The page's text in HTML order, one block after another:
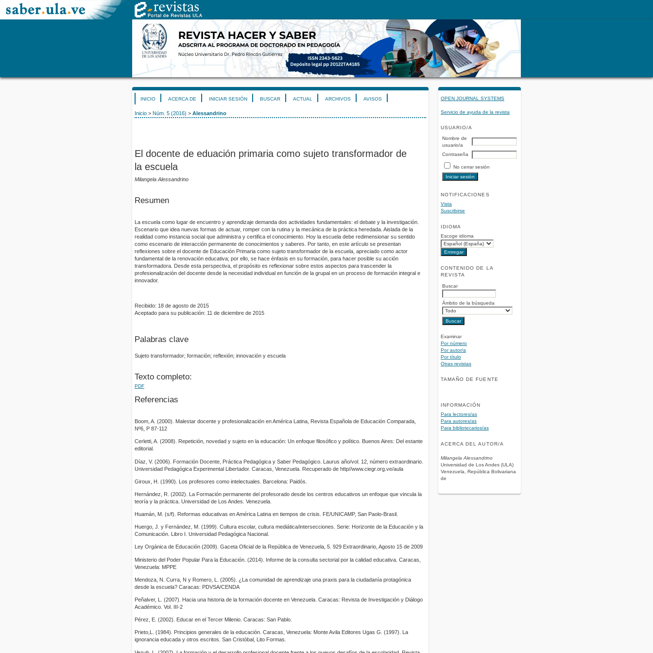
OPEN JOURNAL SYSTEMS
Servicio de ayuda de la revista
USUARIO/A
Nombre de
usuario/a
Contraseña
No cerrar sesión
NOTIFICACIONES
Vista
Suscribirse
IDIOMA
Escoge idioma
CONTENIDO DE LA
REVISTA
Buscar
Ámbito de la búsqueda
Examinar
Por número
Por autor/a
Por título
Otras revistas
TAMAÑO DE FUENTE
INFORMACIÓN
Para lectores/as
Para autores/as
Para bibliotecarios/as
ACERCA DEL AUTOR/A
Milangela Alessandrino
Universidad de Los Andes (ULA)
Venezuela, República Bolivariana
de
INICIO ACERCA DE INICIAR SESIÓN BUSCAR ACTUAL ARCHIVOS AVISOS
Inicio > Núm. 5 (2016) > Alessandrino
El docente de eduación primaria como sujeto transformador de
la escuela
Milangela Alessandrino
Resumen
La escuela como lugar de encuentro y aprendizaje demanda dos actividades fundamentales: el debate y la investigación.
Escenario que idea nuevas formas de actuar, romper con la rutina y la mecánica de la práctica heredada. Aislada de la
realidad como instancia social que administra y certifica el conocimiento. Hoy la escuela debe redimensionar su sentido
como escenario de interacción permanente de conocimientos y saberes. Por tanto, en este artículo se presentan
reflexiones sobre el docente de Educación Primaria como sujeto transformador de la escuela, apreciado como actor
fundamental de la renovación educativa; por ello, se hace énfasis en su formación, para hacer posible su acción
transformadora. Desde esta perspectiva, el propósito es reflexionar sobre estos aspectos para trascender la
profesionalización del docente desde la necesidad individual en función de la grupal en un proceso de formación integral e
innovador.
Recibido: 18 de agosto de 2015
Aceptado para su publicación: 11 de diciembre de 2015
Palabras clave
Sujeto transformador; formación; reflexión; innovación y escuela
Texto completo:
PDF
Referencias
Boom, A. (2000). Malestar docente y profesionalización en América Latina, Revista Española de Educación Comparada,
Nº6, P 87-112
Cerletti, A. (2008). Repetición, novedad y sujeto en la educación: Un enfoque filosófico y político. Buenos Aires: Del estante
editorial.
Díaz, V. (2006). Formación Docente, Práctica Pedagógica y Saber Pedagógico. Laurus año/vol. 12, número extraordinario.
Universidad Pedagógica Experimental Libertador. Caracas, Venezuela. Recuperado de http//www.ciegr.org.ve/aula
Giroux, H. (1990). Los profesores como intelectuales. Barcelona: Paidós.
Hernández, R. (2002). La Formación permanente del profesorado desde los centros educativos un enfoque que vincula la
teoría y la práctica. Universidad de Los Andes. Venezuela.
Huamán, M. (s/f). Reformas educativas en América Latina en tiempos de crisis. FE/UNICAMP, San Paolo-Brasil.
Huergo, J. y Fernández, M. (1999). Cultura escolar, cultura mediática/intersecciones. Serie: Horizonte de la Educación y la
Comunicación. Libro I. Universidad Pedagógica Nacional.
Ley Orgánica de Educación (2009). Gaceta Oficial de la República de Venezuela, 5. 929 Extraordinario, Agosto 15 de 2009
Ministerio del Poder Popular Para la Educación. (2014). Informe de la consulta sectorial por la calidad educativa. Caracas,
Venezuela: MPPE
Mendoza, N. Curra, N y Romero, L. (2005). ¿La comunidad de aprendizaje una praxis para la ciudadanía protagónica
desde la escuela? Caracas: PDVSA/CENDA
Peñalver, L. (2007). Hacia una historia de la formación docente en Venezuela. Caracas: Revista de Investigación y Diálogo
Académico. Vol. III-2
Pérez, E. (2002). Educar en el Tercer Milenio. Caracas: San Pablo.
Prieto,L. (1984). Principios generales de la educación. Caracas, Venezuela: Monte Avila Editores Ugas G. (1997). La
ignorancia educada y otros escritos. San Cristóbal, Lito Formas.